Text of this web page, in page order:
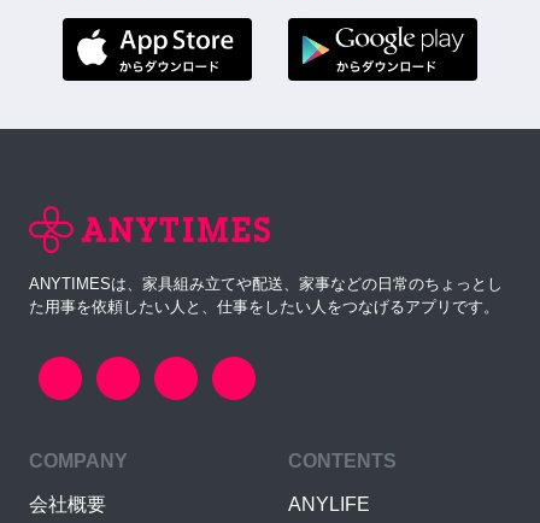
ANYTIMESは、家具組み立てや配送、家事などの日常のちょっとし
た用事を依頼したい人と、仕事をしたい人をつなげるアプリです。
COMPANY
会社概要
CONTENTS
ANYLIFE